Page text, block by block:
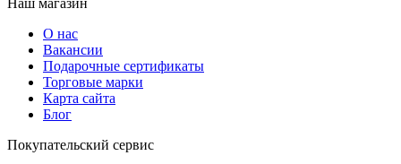
О нас
Вакансии
Подарочные сертификаты
Торговые марки
Карта сайта
Блог
Покупательский сервис